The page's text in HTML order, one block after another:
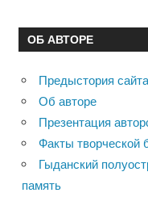
ОБ АВТОРЕ
Предыстория сайта
Об авторе
Презентация
Факты творческой
Гыданский
память